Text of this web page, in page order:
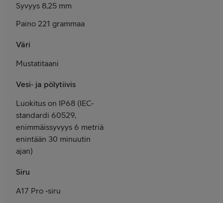
Syvyys 8,25 mm
Paino 221 grammaa
Väri
Mustatitaani
Vesi‑ ja pölytiivis
Luokitus on IP68 (IEC-
standardi 60529,
enimmäis­syvyys 6 metriä
enintään 30 minuutin
ajan)
Siru
A17 Pro ‑siru